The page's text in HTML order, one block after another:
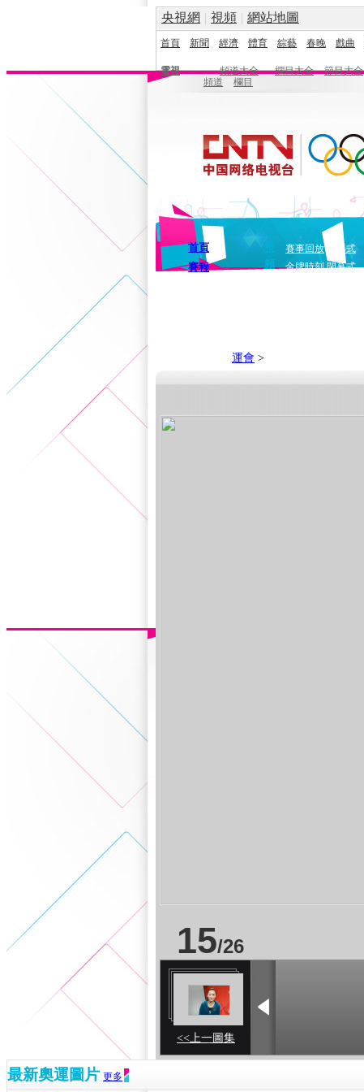
央視網 | 視頻 | 網站地圖
首頁 新聞 經濟 體育 綜藝 春晚 戲曲
電視 頻道大全 欄目大全 節目大全
頻道
欄目
首頁
賽程
頻
賽事回放
開幕式
金牌時刻 閉幕式
運會 >
15/26
<<上一圖集
最新奧運圖片 更多